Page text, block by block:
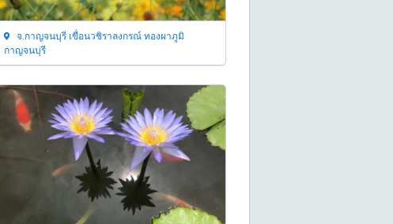
จ.กาญจนบุรี เขื่อนวชิราลงกรณ์ ทองผาภูมิ
กาญจนบุรี